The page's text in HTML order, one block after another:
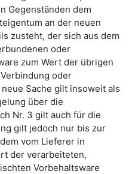
Gegenständen dem
an der neuen
zusteht, der sich aus dem
oder
zum Wert der übrigen
oder
Sache gilt insoweit als
über die
Nr. 3 gilt auch für die
gilt jedoch nur bis zur
vom Lieferer in
der verarbeiteten,
Vorbehaltsware